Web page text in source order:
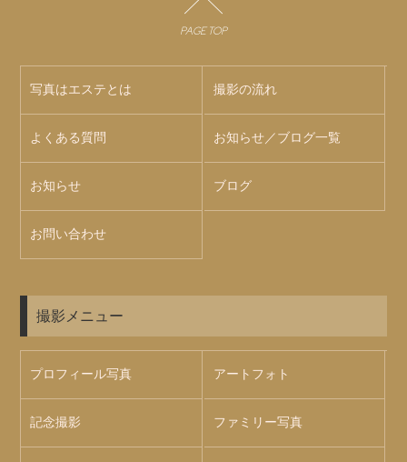
PAGE TOP
写真はエステとは 撮影の流れ
よくある質問 お知らせ／ブログ一覧
お知らせ ブログ
お問い合わせ
撮影メニュー
プロフィール写真 アートフォト
記念撮影 ファミリー写真